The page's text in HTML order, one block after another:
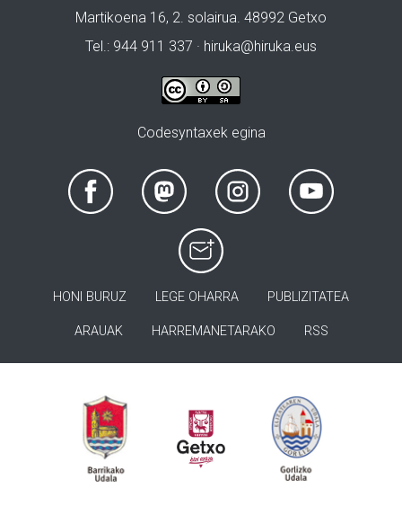
Martikoena 16, 2. solairua. 48992 Getxo
Tel.: 944 911 337 · hiruka@hiruka.eus
Codesyntaxek egina
HONI BURUZ LEGE OHARRA PUBLIZITATEA
ARAUAK HARREMANETARAKO RSS